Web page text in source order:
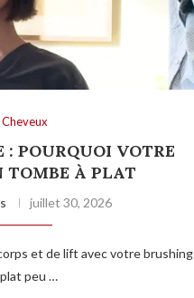
Cheveux
: POURQUOI VOTRE
TOMBE À PLAT
juillet 30, 2026
et de lift avec votre brushing
peu …